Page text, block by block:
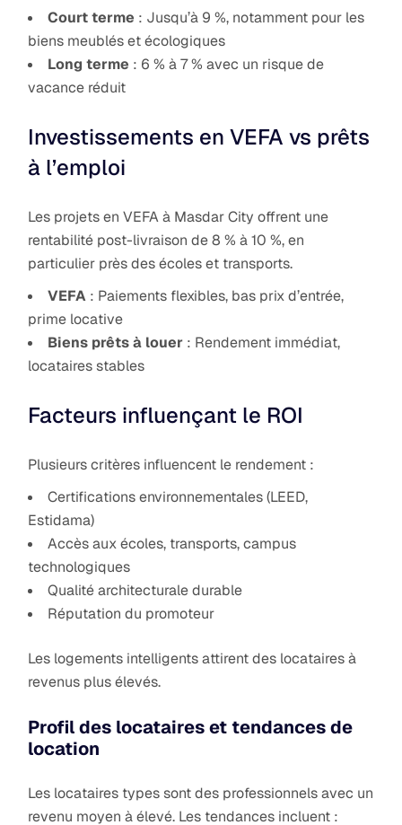
Court terme : Jusqu’à 9 %, notamment pour les
biens meublés et écologiques
Long terme : 6 % à 7 % avec un risque de
vacance réduit
Investissements en VEFA vs prêts
à l’emploi
Les projets en VEFA à Masdar City offrent une
rentabilité post-livraison de 8 % à 10 %, en
particulier près des écoles et transports.
VEFA : Paiements flexibles, bas prix d’entrée,
prime locative
Biens prêts à louer : Rendement immédiat,
locataires stables
Facteurs influençant le ROI
Plusieurs critères influencent le rendement :
Certifications environnementales (LEED,
Estidama)
Accès aux écoles, transports, campus
technologiques
Qualité architecturale durable
Réputation du promoteur
Les logements intelligents attirent des locataires à
revenus plus élevés.
Profil des locataires et tendances de
location
Les locataires types sont des professionnels avec un
revenu moyen à élevé. Les tendances incluent :